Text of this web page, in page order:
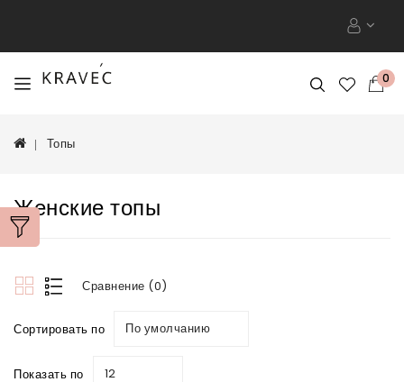
0
Топы
Женские топы
Сравнение (0)
Сортировать по По умолчанию
Показать по 12